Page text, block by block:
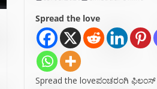
Spread the love
Spread the loveಪಂಚರಂಗಿ ಫಿಲಂಸ್